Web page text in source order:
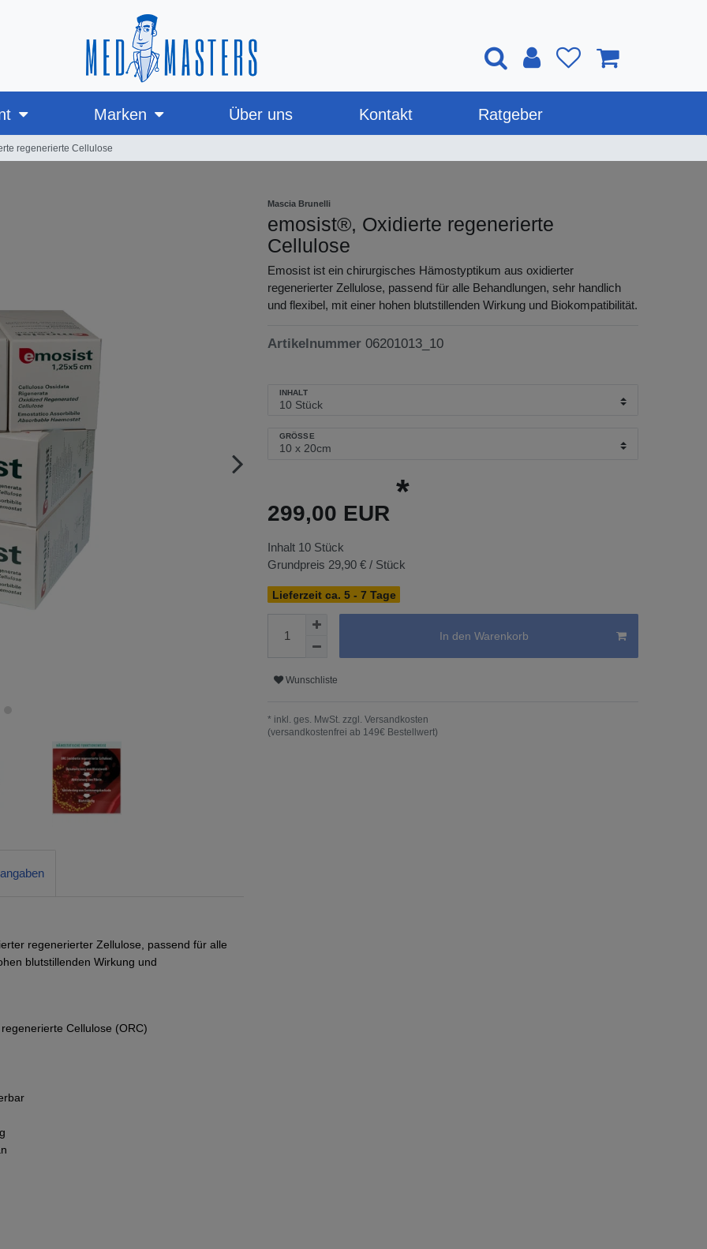
Marken Über uns Kontakt Ratgeber
regenerierte Cellulose
Mascia Brunelli
emosist®, Oxidierte regenerierte
Cellulose
Emosist ist ein chirurgisches Hämostyptikum aus oxidierter
regenerierter Zellulose, passend für alle Behandlungen, sehr handlich
und flexibel, mit einer hohen blutstillenden Wirkung und Biokompatibilität.
Artikelnummer 06201013_10
INHALT
GRÖSSE
299,00 EUR
*
Inhalt 10 Stück
Grundpreis 29,90 € / Stück
Lieferzeit ca. 5 - 7 Tage
In den Warenkorb
Wunschliste
* inkl. ges. MwSt. zzgl. Versandkosten
(versandkostenfrei ab 149€ Bestellwert)
regenerierter Zellulose, passend für alle
blutstillenden Wirkung und
Cellulose (ORC)